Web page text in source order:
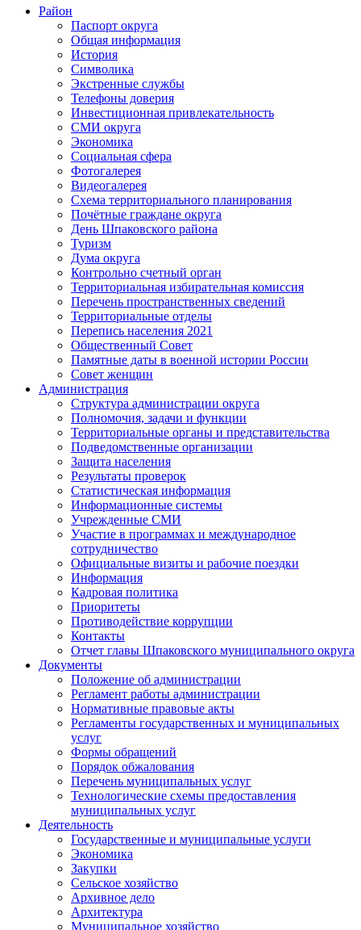
Район
Паспорт округа
Общая информация
История
Символика
Экстренные службы
Телефоны доверия
Инвестиционная привлекательность
СМИ округа
Экономика
Социальная сфера
Фотогалерея
Видеогалерея
Схема территориального планирования
Почётные граждане округа
День Шпаковского района
Туризм
Дума округа
Контрольно счетный орган
Территориальная избирательная комиссия
Перечень пространственных сведений
Территориальные отделы
Перепись населения 2021
Общественный Совет
Памятные даты в военной истории России
Совет женщин
Администрация
Структура администрации округа
Полномочия, задачи и функции
Территориальные органы и представительства
Подведомственные организации
Защита населения
Результаты проверок
Статистическая информация
Информационные системы
Учрежденные СМИ
Участие в программах и международное
сотрудничество
Официальные визиты и рабочие поездки
Информация
Кадровая политика
Приоритеты
Противодействие коррупции
Контакты
Отчет главы Шпаковского муниципального округа
Документы
Положение об администрации
Регламент работы администрации
Нормативные правовые акты
Регламенты государственных и муниципальных
услуг
Формы обращений
Порядок обжалования
Перечень муниципальных услуг
Технологические схемы предоставления
муниципальных услуг
Деятельность
Государственные и муниципальные услуги
Экономика
Закупки
Сельское хозяйство
Архивное дело
Архитектура
Муниципальное хозяйство